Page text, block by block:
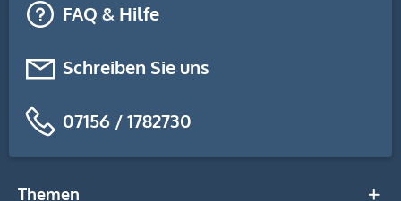
FAQ & Hilfe
Schreiben Sie uns
07156 / 1782730
Themen